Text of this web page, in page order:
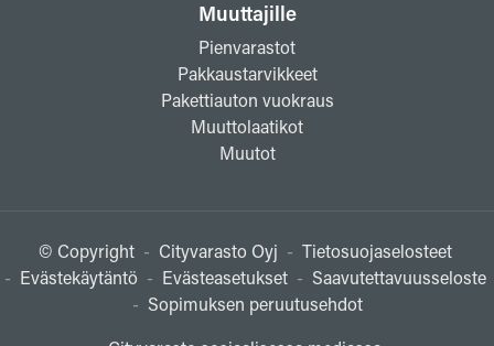
Muuttajille
Pienvarastot
Pakkaustarvikkeet
Pakettiauton vuokraus
Muuttolaatikot
Muutot
© Copyright - Cityvarasto Oyj - Tietosuojaselosteet
- Evästekäytäntö - Evästeasetukset - Saavutettavuusseloste
- Sopimuksen peruutusehdot